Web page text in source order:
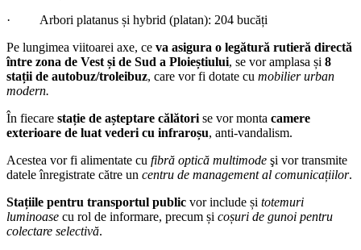
· Arbori platanus și hybrid (platan): 204 bucăți
Pe lungimea viitoarei axe, ce va asigura o legătură rutieră directă
între zona de Vest și de Sud a Ploieștiului, se vor amplasa și 8
stații de autobuz/troleibuz, care vor fi dotate cu mobilier urban
modern.
În fiecare stație de așteptare călători se vor monta camere
exterioare de luat vederi cu infraroșu, anti-vandalism.
Acestea vor fi alimentate cu fibră optică multimode şi vor transmite
datele înregistrate către un centru de management al comunicațiilor.
Stațiile pentru transportul public vor include și totemuri
luminoase cu rol de informare, precum și coșuri de gunoi pentru
colectare selectivă.